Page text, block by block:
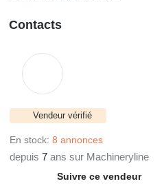
Contacts
Vendeur vérifié
En stock: 8 annonces
depuis 7 ans sur Machineryline
Suivre ce vendeur